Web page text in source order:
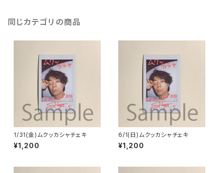
同じカテゴリの商品
1/31(金)ムクッカシャチェキ
¥1,200
6/1(日)ムクッカシャチェキ
¥1,200